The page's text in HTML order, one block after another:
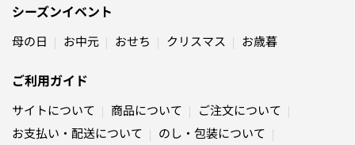
シーズンイベント
母の日 お中元 おせち クリスマス お歳暮
ご利用ガイド
サイトについて 商品について
ご注文について
お支払い・配送について
のし・包装について